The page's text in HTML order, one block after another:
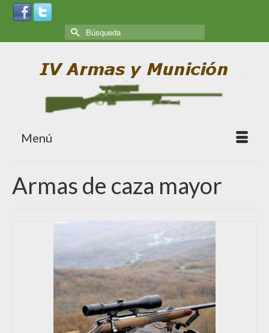
Menú
Armas de caza mayor